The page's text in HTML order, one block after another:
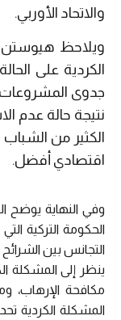
والاتحاد الأوربي.
ويلاحظ هيوستن
الكردية على
جدوى المشروعات
نتيجة حالة عدم
الكثير من
اقتصادي أفضل.
وفي النهاية يوضح
الحكومة التركية
التجانس بين
ينظر إلى المشكلة
مكافحة الإرهاب،
المشكلة الكردية